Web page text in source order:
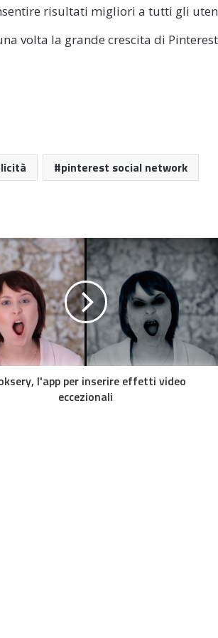
risultati migliori a tutti gli
volta la grande crescita di Pinterest
pinterest social network
l'app per inserire effetti video
eccezionali